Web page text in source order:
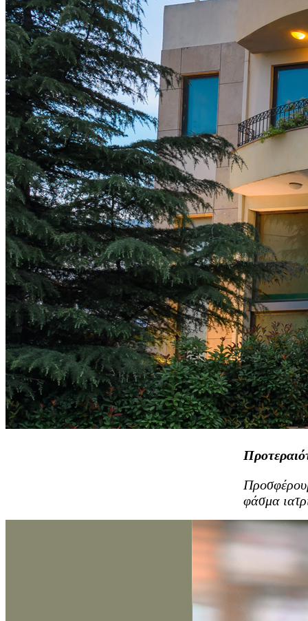
φάσμα